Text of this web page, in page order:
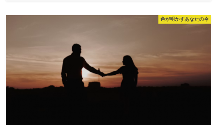
色が明かすあなたの今